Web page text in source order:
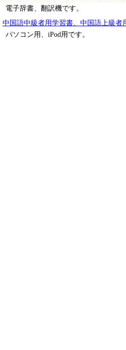
電子辞書、翻訳機です。
中国語中級者用学習書、中国語上級者
パソコン用、iPod用です。